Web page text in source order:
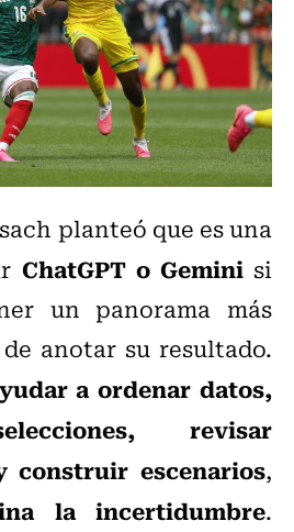
planteó que es una
ChatGPT o Geminisi
un panorama más
anotar su resultado.
a ordenar datos,
revisar
construir escenarios,
la incertidumbre.